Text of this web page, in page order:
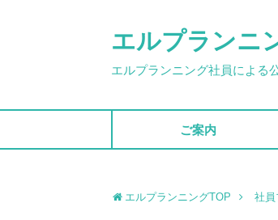
エルプランニ
エルプランニング社員による
ご案内
エルプランニングTOP 社員